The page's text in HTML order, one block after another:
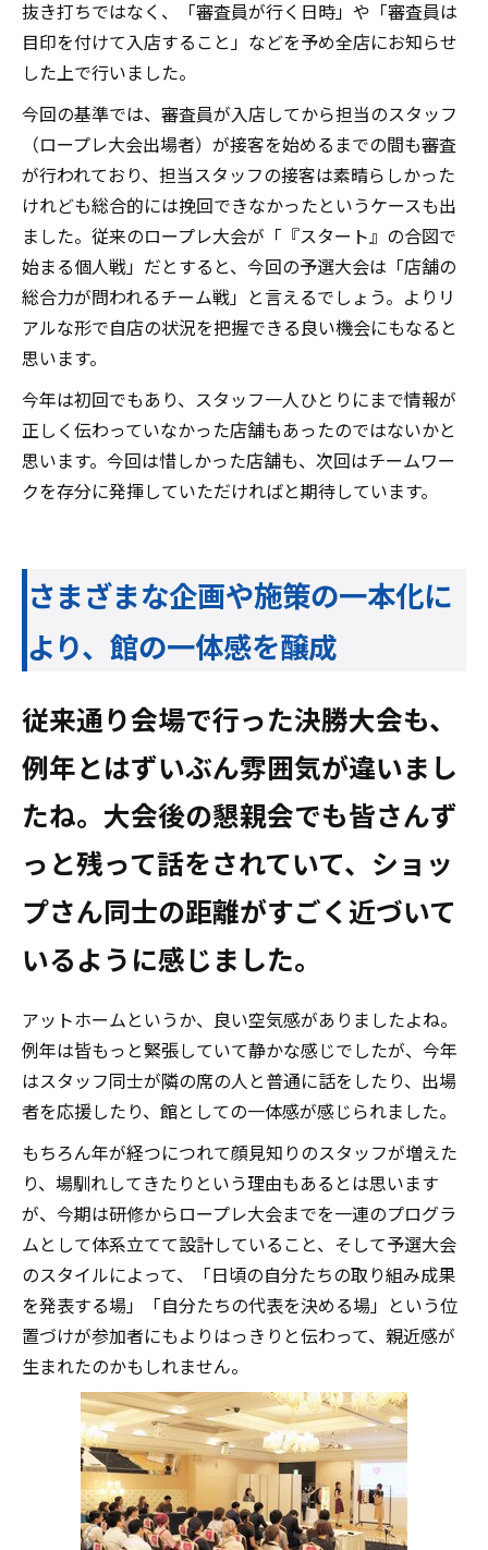
抜き打ちではなく、「審査員が行く日時」や「審査員は
目印を付けて入店すること」などを予め全店にお知らせ
した上で行いました。
今回の基準では、審査員が入店してから担当のスタッフ
（ロープレ大会出場者）が接客を始めるまでの間も審査
が行われており、担当スタッフの接客は素晴らしかった
けれども総合的には挽回できなかったというケースも出
ました。従来のロープレ大会が「『スタート』の合図で
始まる個人戦」だとすると、今回の予選大会は「店舗の
総合力が問われるチーム戦」と言えるでしょう。よりリ
アルな形で自店の状況を把握できる良い機会にもなると
思います。
今年は初回でもあり、スタッフ一人ひとりにまで情報が
正しく伝わっていなかった店舗もあったのではないかと
思います。今回は惜しかった店舗も、次回はチームワー
クを存分に発揮していただければと期待しています。
さまざまな企画や施策の一本化に
より、館の一体感を醸成
――従来通り会場で行った決勝大会も、
例年とはずいぶん雰囲気が違いまし
たね。大会後の懇親会でも皆さんず
っと残って話をされていて、ショッ
プさん同士の距離がすごく近づいて
いるように感じました。
アットホームというか、良い空気感がありましたよね。
例年は皆もっと緊張していて静かな感じでしたが、今年
はスタッフ同士が隣の席の人と普通に話をしたり、出場
者を応援したり、館としての一体感が感じられました。
もちろん年が経つにつれて顔見知りのスタッフが増えた
り、場馴れしてきたりという理由もあるとは思います
が、今期は研修からロープレ大会までを一連のプログラ
ムとして体系立てて設計していること、そして予選大会
のスタイルによって、「日頃の自分たちの取り組み成果
を発表する場」「自分たちの代表を決める場」という位
置づけが参加者にもよりはっきりと伝わって、親近感が
生まれたのかもしれません。